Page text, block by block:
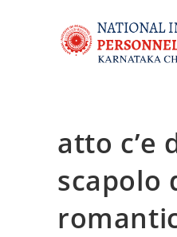
atto c’e
scapolo